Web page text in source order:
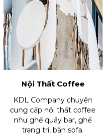
Nội Thất Coffee
KDL Company chuyên
cung cấp nội thất coffee
như ghế quầy bar, ghế
trang trí, bàn sofa.